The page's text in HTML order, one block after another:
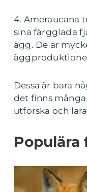
4. Ameraucana
sina färgglada
ägg. De är
Dessa är bara
det finns
utforska och
Populära